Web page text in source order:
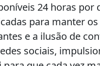
24 horas por
para manter
e a ilusão de
sociais,